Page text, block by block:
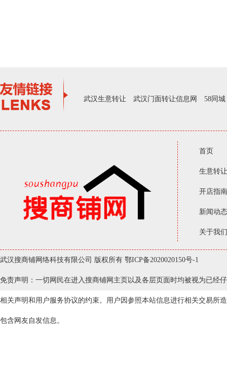
武汉生意转让 武汉门面转让信息网 58同城
首页
生意转让
开店指南
新闻动态
关于我们
武汉搜商铺网络科技有限公司 版权所有 鄂ICP备2020020150号-1
免责声明：一切网民在进入搜商铺网主页以及各层页面时均被视为已经
相关声明和用户服务协议的约束。用户因参照本站信息进行相关交易所
包含网友自发信息。